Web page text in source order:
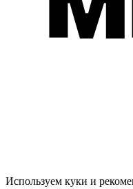
Используем куки и